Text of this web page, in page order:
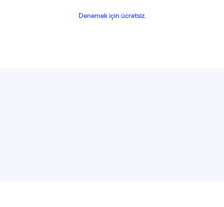
Denemek için ücretsiz.